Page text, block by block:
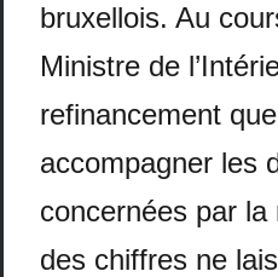
bruxellois. Au
Ministre de
refinancement
accompagner les
concernées par la
des chiffres ne